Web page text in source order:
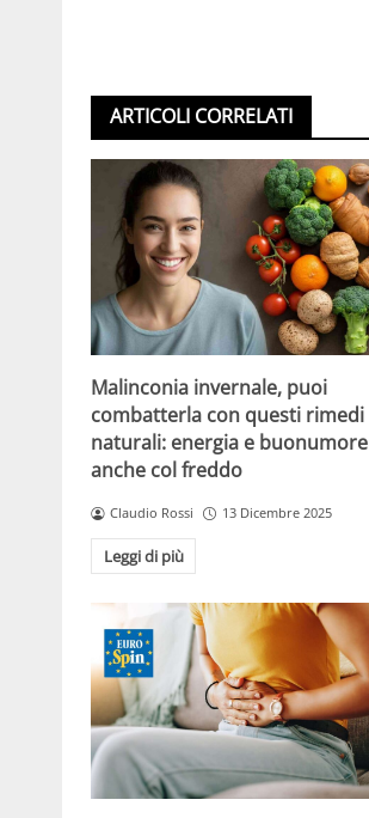
ARTICOLI CORRELATI
Malinconia invernale, puoi
combatterla con questi rimedi
naturali: energia e buonumore
anche col freddo
Claudio Rossi 13 Dicembre 2025
Leggi di più